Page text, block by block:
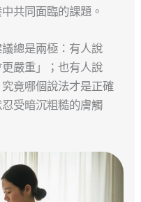
共同面臨的課題。
總是兩極：有人說
更嚴重」；也有人說
究竟哪個說法才是正確
受暗沉粗糙的膚觸